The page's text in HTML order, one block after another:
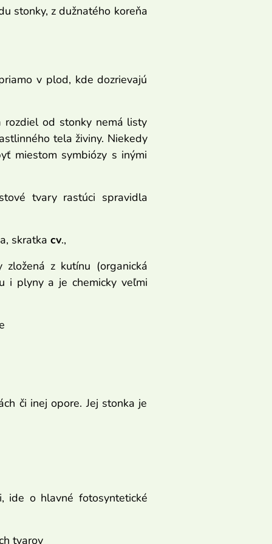
stonky, z dužnatého koreňa
v plod, kde dozrievajú
rozdiel od stonky nemá listy
tela živiny. Niekedy
miestom symbiózy s inými
tvary rastúci spravidla
skratka cv.,
z kutínu (organická
i plyny a je chemicky veľmi
či inej opore. Jej stonka je
ide o hlavné fotosyntetické
tvarov